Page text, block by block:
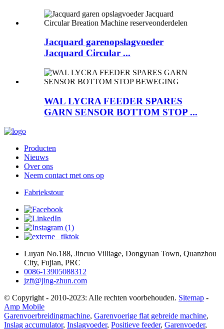
Jacquard garenopslagvoeder
Jacquard Circular ...
WAL LYCRA FEEDER SPARES
GARN SENSOR BOTTOM STOP ...
Producten
Nieuws
Over ons
Neem contact met ons op
Fabriekstour
Luyan No.188, Jincuo Villiage, Dongyuan Town, Quanzhou
City, Fujian, PRC
0086-13905088312
jzft@jing-zhun.com
© Copyright - 2010-2023: Alle rechten voorbehouden. Sitemap -
Amp Mobile
Garenvoerbreidingmachine, Garenvoerige flat gebreide machine,
Inslag accumulator, Inslagvoeder, Positieve feeder, Garenvoeder,